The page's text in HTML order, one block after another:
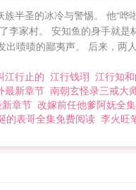
半圣的冰冷与警惕。 他“哗
家村。 安知鱼的身手就是
啧啧的鄙夷声。 后来，两
江行止的 江行钱珝 江行知
最新章节 南朝玄怪录三戒大
章节 改嫁前任他爹阿妩全
的表哥全集免费阅读 李火旺